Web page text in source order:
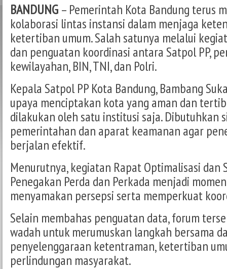
BANDUNG – Pemerintah Kota Bandung terus
kolaborasi lintas instansi dalam menjaga
ketertiban umum. Salah satunya melalui
dan penguatan koordinasi antara Satpol PP,
kewilayahan, BIN, TNI, dan Polri.
Kepala Satpol PP Kota Bandung, Bambang
upaya menciptakan kota yang aman dan
dilakukan oleh satu institusi saja. Dibutuhkan
pemerintahan dan aparat keamanan agar
berjalan efektif.
Menurutnya, kegiatan Rapat Optimalisasi dan
Penegakan Perda dan Perkada menjadi
menyamakan persepsi serta memperkuat
Selain membahas penguatan data, forum
wadah untuk merumuskan langkah bersama
penyelenggaraan ketentraman, ketertiban
perlindungan masyarakat.